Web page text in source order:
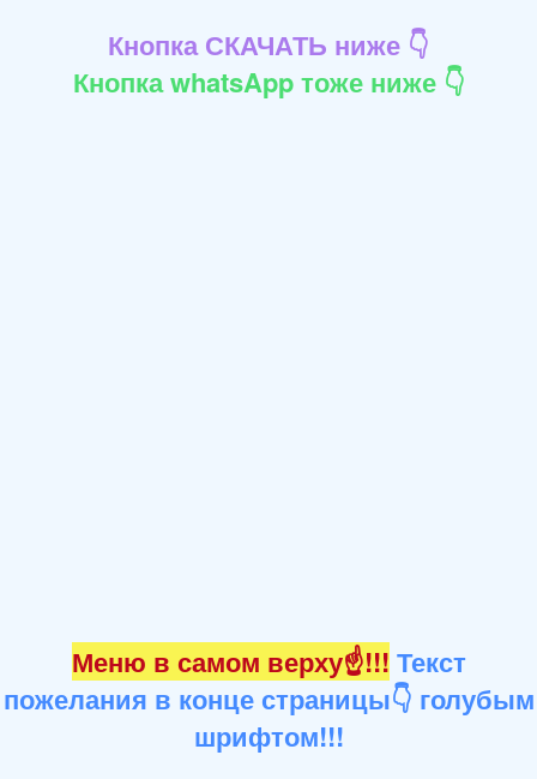
Кнопка СКАЧАТЬ ниже 👇
Кнопка whatsApp тоже ниже 👇
Меню в самом верху☝!!! Текст
пожелания в конце страницы👇 голубым
шрифтом!!!